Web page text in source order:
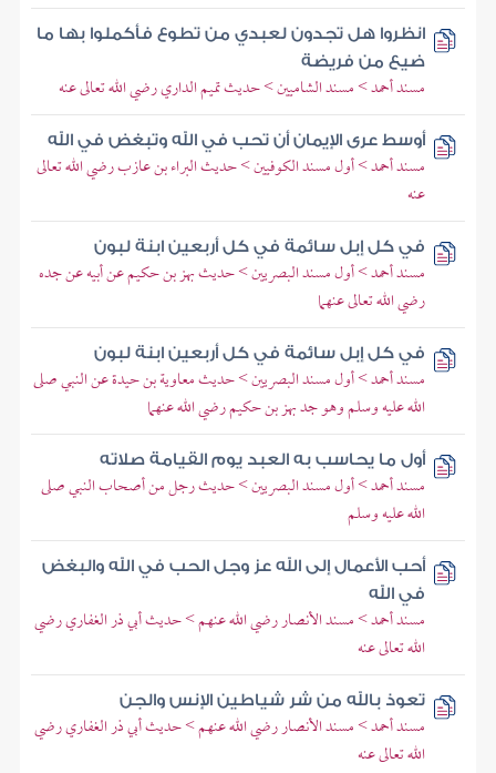
انظروا هل تجدون لعبدي من تطوع فأكملوا بها ما
ضيع من فريضة
مسند أحمد > مسند الشاميين > حديث تميم الداري رضي الله تعالى عنه
أوسط عرى الإيمان أن تحب في الله وتبغض في الله
مسند أحمد > أول مسند الكوفيين > حديث البراء بن عازب رضي الله تعالى
عنه
في كل إبل سائمة في كل أربعين ابنة لبون
مسند أحمد > أول مسند البصريين > حديث بهز بن حكيم عن أبيه عن جده
رضي الله تعالى عنهما
في كل إبل سائمة في كل أربعين ابنة لبون
مسند أحمد > أول مسند البصريين > حديث معاوية بن حيدة عن النبي صلى
الله عليه وسلم وهو جد بهز بن حكيم رضي الله عنهما
أول ما يحاسب به العبد يوم القيامة صلاته
مسند أحمد > أول مسند البصريين > حديث رجل من أصحاب النبي صلى
الله عليه وسلم
أحب الأعمال إلى الله عز وجل الحب في الله والبغض
في الله
مسند أحمد > مسند الأنصار رضي الله عنهم > حديث أبي ذر الغفاري رضي
الله تعالى عنه
تعوذ بالله من شر شياطين الإنس والجن
مسند أحمد > مسند الأنصار رضي الله عنهم > حديث أبي ذر الغفاري رضي
الله تعالى عنه